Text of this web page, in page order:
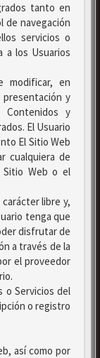
tanto en
de navegación
servicios o
a los Usuarios
modificar, en
y
y
El Usuario
El Sitio Web
cualquiera de
Web o el
libre y,
tenga que
disfrutar de
a través de la
el proveedor
o Servicios del
o registro
así como por